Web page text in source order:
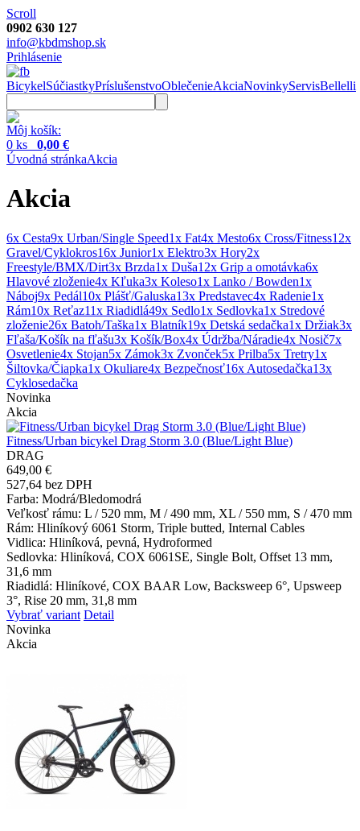
Scroll
0902 630 127
info@kbdmshop.sk
Prihlásenie
BicykelSúčiastkyPríslušenstvoOblečenieAkciaNovinkyServisBellelli
Môj košík:
0 ks 0,00 €
Úvodná stránkaAkcia
Akcia
6x Cesta9x Urban/Single Speed1x Fat4x Mesto6x Cross/Fitness12x
Gravel/Cyklokros16x Junior1x Elektro3x Hory2x
Freestyle/BMX/Dirt3x Brzda1x Duša12x Grip a omotávka6x
Hlavové zloženie4x Kľuka3x Koleso1x Lanko / Bowden1x
Náboj9x Pedál10x Plášť/Galuska13x Predstavec4x Radenie1x
Rám10x Reťaz11x Riadidlá49x Sedlo1x Sedlovka1x Stredové
zloženie26x Batoh/Taška1x Blatník19x Detská sedačka1x Držiak3x
Fľaša/Košík na fľašu3x Košík/Box4x Údržba/Náradie4x Nosič7x
Osvetlenie4x Stojan5x Zámok3x Zvonček5x Prilba5x Tretry1x
Šiltovka/Čiapka1x Okuliare4x Bezpečnosť16x Autosedačka13x
Cyklosedačka
Novinka
Akcia
Fitness/Urban bicykel Drag Storm 3.0 (Blue/Light Blue)
DRAG
649,00 €
527,64 bez DPH
Farba: Modrá/Bledomodrá
Veľkosť rámu: L / 520 mm, M / 490 mm, XL / 550 mm, S / 470 mm
Rám: Hliníkový 6061 Storm, Triple butted, Internal Cables
Vidlica: Hliníková, pevná, Hydroformed
Sedlovka: Hliníková, COX 6061SE, Single Bolt, Offset 13 mm,
31,6 mm
Riadidlá: Hliníkové, COX BAAR Low, Backsweep 6°, Upsweep
3°, Rise 20 mm, 31,8 mm
Vybrať variant Detail
Novinka
Akcia